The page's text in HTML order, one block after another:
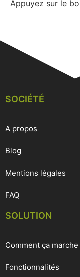
Appuyez sur le
SOCIÉTÉ
A propos
Blog
Mentions légales
FAQ
SOLUTION
Comment ça marche
Fonctionnalités